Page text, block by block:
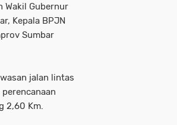
Wakil Gubernur
Kepala BPJN
Sumbar
jalan lintas
2,60 Km.